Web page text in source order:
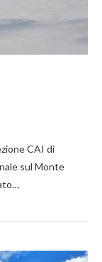
CAI di
sul Monte